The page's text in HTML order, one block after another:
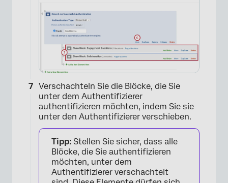
Verschachteln Sie die Blöcke, die Sie
unter dem Authentifizierer
authentifizieren möchten, indem Sie sie
unter den Authentifizierer verschieben.
Tipp: Stellen Sie sicher, dass alle
Blöcke, die Sie authentifizieren
möchten, unter dem
Authentifizierer verschachtelt